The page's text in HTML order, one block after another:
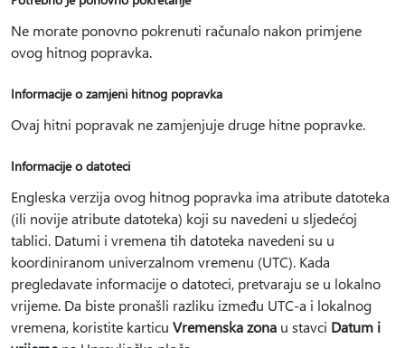
Ne morate ponovno pokrenuti računalo nakon primjene
ovog hitnog popravka.
Informacije o zamjeni hitnog popravka
Ovaj hitni popravak ne zamjenjuje druge hitne popravke.
Informacije o datoteci
Engleska verzija ovog hitnog popravka ima atribute datoteka
(ili novije atribute datoteka) koji su navedeni u sljedećoj
tablici. Datumi i vremena tih datoteka navedeni su u
koordiniranom univerzalnom vremenu (UTC). Kada
pregledavate informacije o datoteci, pretvaraju se u lokalno
vrijeme. Da biste pronašli razliku između UTC-a i lokalnog
vremena, koristite karticu Vremenska zona u stavci Datum i